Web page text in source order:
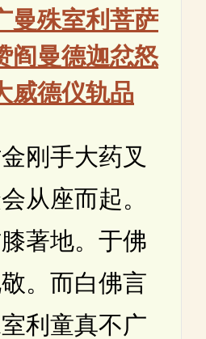
曼殊室利菩萨
阎曼德迦忿怒
威德仪轨品
手大药叉
从座而起。
著地。于佛
。而白佛言
利童真不广